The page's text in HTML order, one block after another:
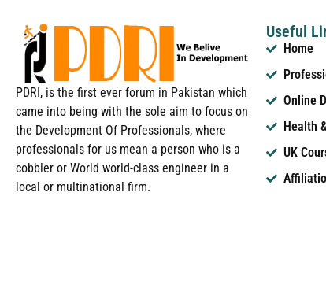
PDRI, is the first ever forum in Pakistan which
came into being with the sole aim to focus on
the Development Of Professionals, where
professionals for us mean a person who is a
cobbler or World world-class engineer in a
local or multinational firm.
Useful
Home
Online
Health
UK